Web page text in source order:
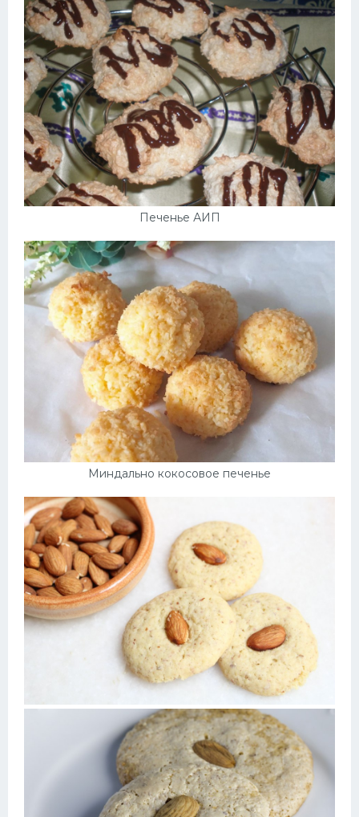
Печенье АИП
Миндально кокосовое печенье